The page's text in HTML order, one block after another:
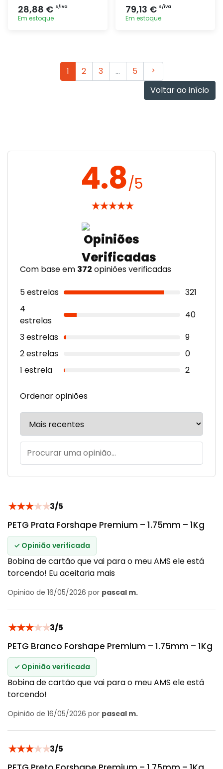
28,88 € s/iva
Em estoque
79,13 € s/iva
Em estoque
1 2 3 … 5
Seguinte
Voltar ao início
4.8/5
★★★★★
Com base em 372 opiniões verificadas
5 estrelas
321
4
estrelas
40
3 estrelas
9
2 estrelas
0
1 estrela
2
Ordenar opiniões
★★★★★3/5
PETG Prata Forshape Premium – 1.75mm – 1Kg
✓ Opinião verificada
Bobina de cartão que vai para o meu AMS ele está
torcendo! Eu aceitaria mais
Opinião de 16/05/2026 por pascal m.
★★★★★3/5
PETG Branco Forshape Premium – 1.75mm – 1Kg
✓ Opinião verificada
Bobina de cartão que vai para o meu AMS ele está
torcendo!
Opinião de 16/05/2026 por pascal m.
★★★★★3/5